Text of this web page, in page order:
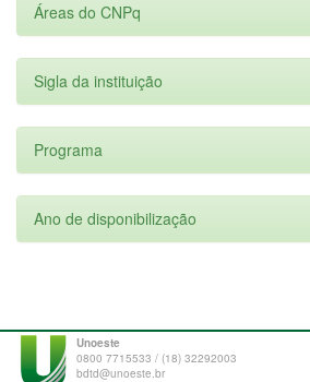
Áreas do CNPq
Sigla da instituição
Programa
Ano de disponibilização
Unoeste
0800 7715533 / (18) 32292003
bdtd@unoeste.br